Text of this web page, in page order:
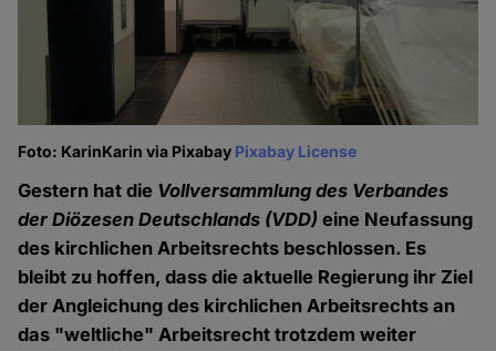
Foto: KarinKarin via Pixabay Pixabay License
Gestern hat die Vollversammlung des Verbandes
der Diözesen Deutschlands (VDD) eine Neufassung
des kirchlichen Arbeitsrechts beschlossen. Es
bleibt zu hoffen, dass die aktuelle Regierung ihr Ziel
der Angleichung des kirchlichen Arbeitsrechts an
das "weltliche" Arbeitsrecht trotzdem weiter